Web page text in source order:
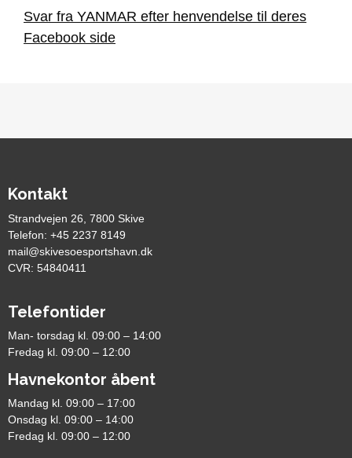
Svar fra YANMAR efter henvendelse til deres
Facebook side
Kontakt
Strandvejen 26, 7800 Skive
Telefon: +45 2237 8149
mail@skivesoesportshavn.dk
CVR: 54840411
Telefontider
Man- torsdag kl. 09:00 – 14:00
Fredag kl. 09:00 – 12:00
Havnekontor åbent
Mandag kl. 09:00 – 17:00
Onsdag kl. 09:00 – 14:00
Fredag kl. 09:00 – 12:00